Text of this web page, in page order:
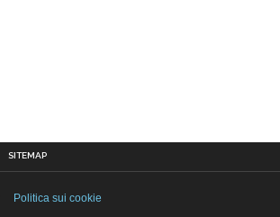
SITEMAP
Politica sui cookie